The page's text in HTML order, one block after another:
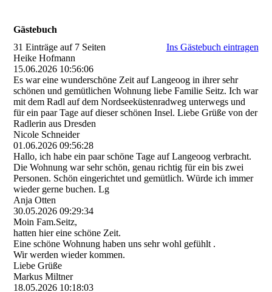
Gästebuch
31 Einträge auf 7 Seiten
Ins Gästebuch eintragen
Heike Hofmann
15.06.2026 10:56:06
Es war eine wunderschöne Zeit auf Langeoog in ihrer sehr
schönen und gemütlichen Wohnung liebe Familie Seitz. Ich war
mit dem Radl auf dem Nordseeküstenradweg unterwegs und
für ein paar Tage auf dieser schönen Insel. Liebe Grüße von der
Radlerin aus Dresden
Nicole Schneider
01.06.2026 09:56:28
Hallo, ich habe ein paar schöne Tage auf Langeoog verbracht.
Die Wohnung war sehr schön, genau richtig für ein bis zwei
Personen. Schön eingerichtet und gemütlich. Würde ich immer
wieder gerne buchen. Lg
Anja Otten
30.05.2026 09:29:34
Moin Fam.Seitz,
hatten hier eine schöne Zeit.
Eine schöne Wohnung haben uns sehr wohl gefühlt .
Wir werden wieder kommen.
Liebe Grüße
Markus Miltner
18.05.2026 10:18:03